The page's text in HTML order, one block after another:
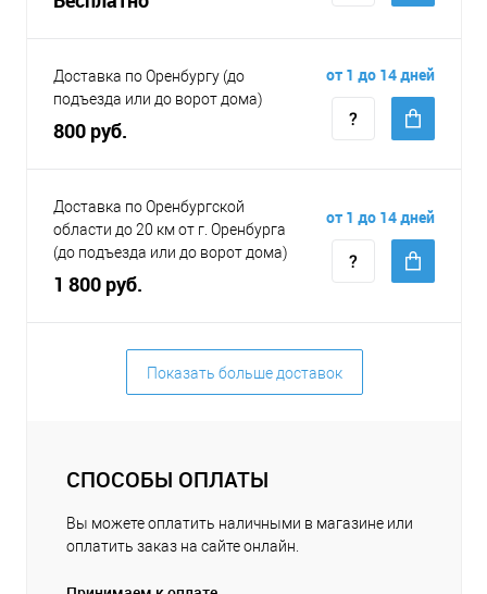
Доставка по Оренбургу (до
подъезда или до ворот дома)
800 руб.
от 1 до 14 дней
Доставка по Оренбургской
области до 20 км от г. Оренбурга
(до подъезда или до ворот дома)
1 800 руб.
от 1 до 14 дней
Показать больше доставок
СПОСОБЫ ОПЛАТЫ
Вы можете оплатить наличными в магазине или
оплатить заказ на сайте онлайн.